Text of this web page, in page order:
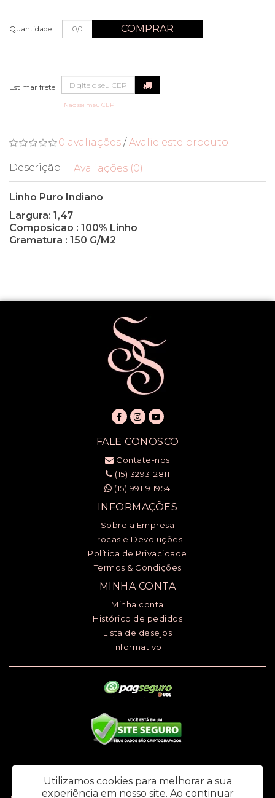
Quantidade COMPRAR
Não sei meu CEP
0 avaliações /Avalie este produto
Descrição Avaliações (0)
Linho Puro Indiano
Largura: 1,47
Composicão : 100% Linho
Gramatura : 150 G/M2
FALE CONOSCO
Contate-nos
(15) 3293-2811
(15) 99119 1954
INFORMAÇÕES
Sobre a Empresa
Trocas e Devoluções
Política de Privacidade
Termos & Condições
MINHA CONTA
Minha conta
Histórico de pedidos
Lista de desejos
Informativo
669.979.145.118
Utilizamos cookies para melhorar a sua
experiência em nosso site. Ao continuar